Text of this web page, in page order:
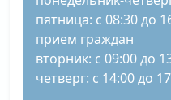
пятница: с 08:30 до
прием граждан
вторник: с 09:00 до
четверг: с 14:00 до